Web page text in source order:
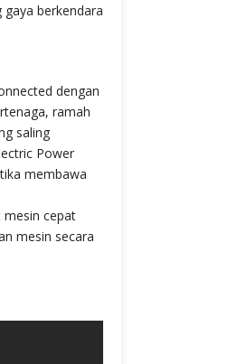
berkendara
dengan
ramah
saling
Power
membawa
mesin cepat
mesin secara